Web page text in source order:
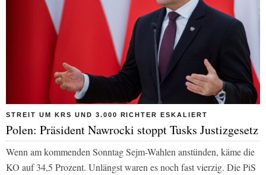
STREIT UM KRS UND 3.000 RICHTER ESKALIERT
Polen: Präsident Nawrocki stoppt Tusks Justizgesetz
Wenn am kommenden Sonntag Sejm-Wahlen anstünden, käme die
KO auf 34,5 Prozent. Unlängst waren es noch fast vierzig. Die PiS